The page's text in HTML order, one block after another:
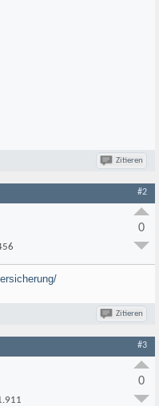
Zitieren
#2
0
Zitieren
#3
0